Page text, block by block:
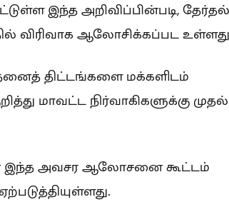
இந்த அறிவிப்பின்படி, தேர்தல்
விரிவாக ஆலோசிக்கப்பட
திட்டங்களை மக்களிடம்
மாவட்ட நிர்வாகிகளுக்கு
இந்த அவசர ஆலோசனை கூட்டம்